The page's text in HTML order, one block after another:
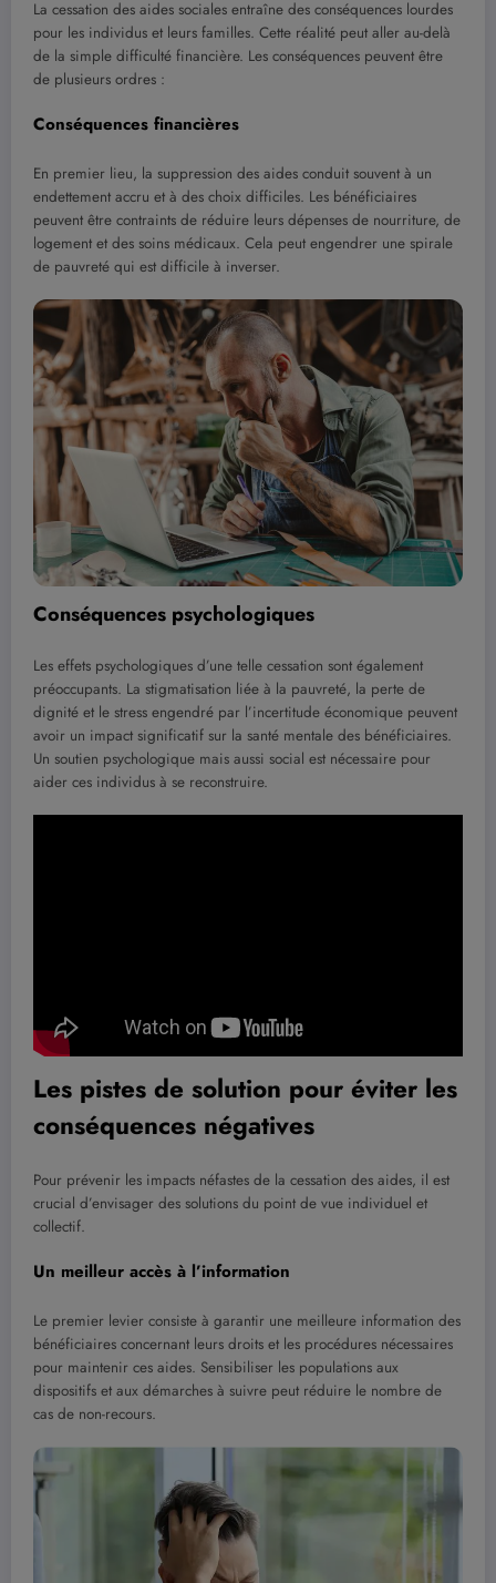
La cessation des aides sociales entraîne des conséquences lourdes
pour les individus et leurs familles. Cette réalité peut aller au-delà
de la simple difficulté financière. Les conséquences peuvent être
de plusieurs ordres :
Conséquences financières
En premier lieu, la suppression des aides conduit souvent à un
endettement accru et à des choix difficiles. Les bénéficiaires
peuvent être contraints de réduire leurs dépenses de nourriture, de
logement et des soins médicaux. Cela peut engendrer une spirale
de pauvreté qui est difficile à inverser.
Conséquences psychologiques
Les effets psychologiques d’une telle cessation sont également
préoccupants. La stigmatisation liée à la pauvreté, la perte de
dignité et le stress engendré par l’incertitude économique peuvent
avoir un impact significatif sur la santé mentale des bénéficiaires.
Un soutien psychologique mais aussi social est nécessaire pour
aider ces individus à se reconstruire.
Les pistes de solution pour éviter les
conséquences négatives
Pour prévenir les impacts néfastes de la cessation des aides, il est
crucial d’envisager des solutions du point de vue individuel et
collectif.
Un meilleur accès à l’information
Le premier levier consiste à garantir une meilleure information des
bénéficiaires concernant leurs droits et les procédures nécessaires
pour maintenir ces aides. Sensibiliser les populations aux
dispositifs et aux démarches à suivre peut réduire le nombre de
cas de non-recours.